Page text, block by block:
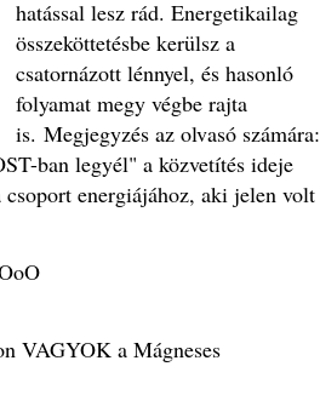
hatással lesz rád. Energetikailag
összeköttetésbe kerülsz a
csatornázott lénnyel, és hasonló
folyamat megy végbe rajta
is. Megjegyzés az olvasó számára:
ban legyél" a közvetítés ideje
energiájához, aki jelen volt
VAGYOK a Mágneses